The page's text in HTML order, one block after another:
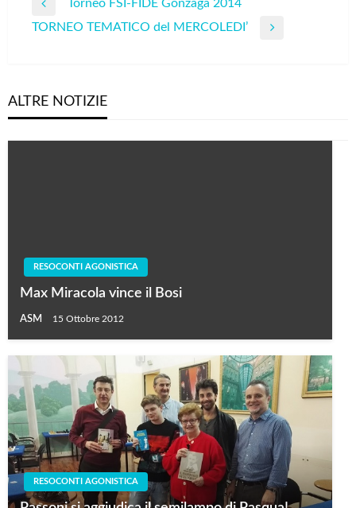
articoli
Post
Torneo FSI-FIDE Gonzaga 2014
TORNEO TEMATICO del MERCOLEDI’
ALTRE NOTIZIE
RESOCONTI AGONISTICA
Max Miracola vince il Bosi
ASM 15 Ottobre 2012
RESOCONTI AGONISTICA